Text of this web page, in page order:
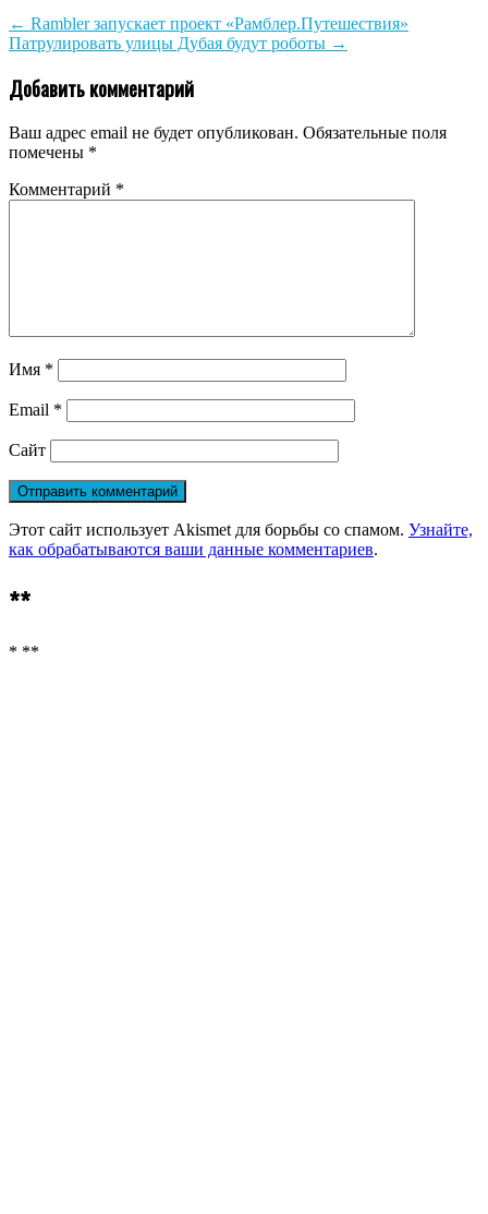
← Rambler запускает проект «Рамблер.Путешествия»
Патрулировать улицы Дубая будут роботы →
Добавить комментарий
Ваш адрес email не будет опубликован. Обязательные поля
помечены *
Комментарий *
Имя *
Email *
Сайт
Этот сайт использует Akismet для борьбы со спамом. Узнайте,
как обрабатываются ваши данные комментариев.
**
* **